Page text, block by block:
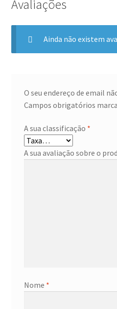
Avaliações
Ainda não existem
O seu endereço de email
Campos obrigatórios
A sua classificação *
A sua avaliação sobre o
Nome *